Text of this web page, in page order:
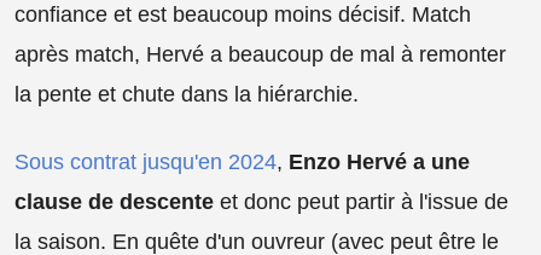
confiance et est beaucoup moins décisif. Match
après match, Hervé a beaucoup de mal à remonter
la pente et chute dans la hiérarchie.
Sous contrat jusqu'en 2024, Enzo Hervé a une
clause de descente et donc peut partir à l'issue de
la saison. En quête d'un ouvreur (avec peut être le